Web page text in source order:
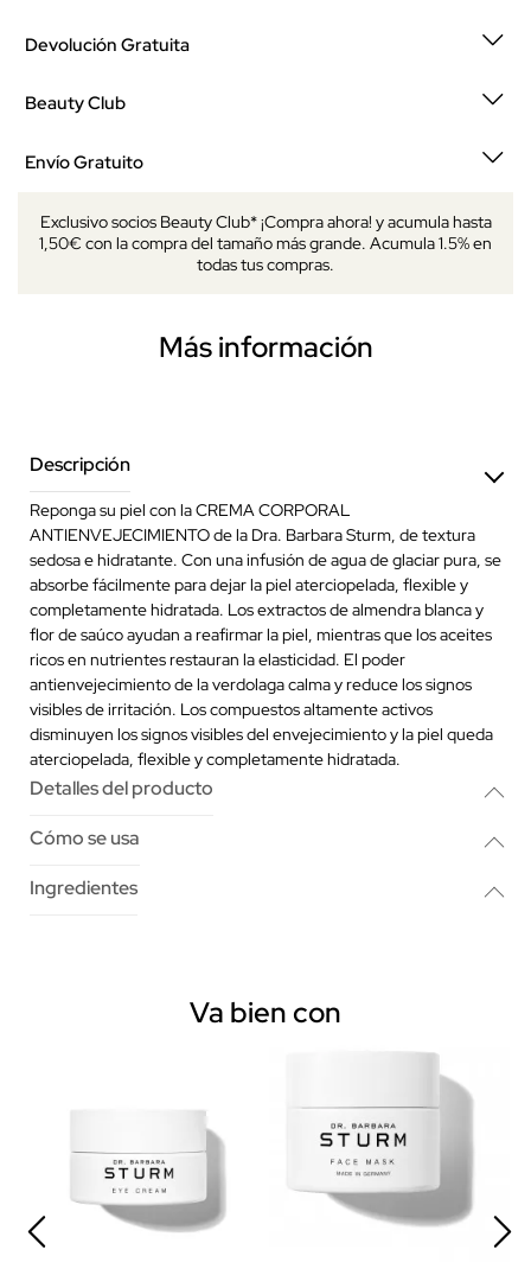
Devolución Gratuita
Beauty Club
Envío Gratuito
Exclusivo socios Beauty Club* ¡Compra ahora! y acumula hasta
1,50€ con la compra del tamaño más grande. Acumula 1.5% en
todas tus compras.
Más información
Descripción
Reponga su piel con la CREMA CORPORAL
ANTIENVEJECIMIENTO de la Dra. Barbara Sturm, de textura
sedosa e hidratante. Con una infusión de agua de glaciar pura, se
absorbe fácilmente para dejar la piel aterciopelada, flexible y
completamente hidratada. Los extractos de almendra blanca y
flor de saúco ayudan a reafirmar la piel, mientras que los aceites
ricos en nutrientes restauran la elasticidad. El poder
antienvejecimiento de la verdolaga calma y reduce los signos
visibles de irritación. Los compuestos altamente activos
disminuyen los signos visibles del envejecimiento y la piel queda
aterciopelada, flexible y completamente hidratada.
Detalles del producto
Cómo se usa
Ingredientes
Va bien con